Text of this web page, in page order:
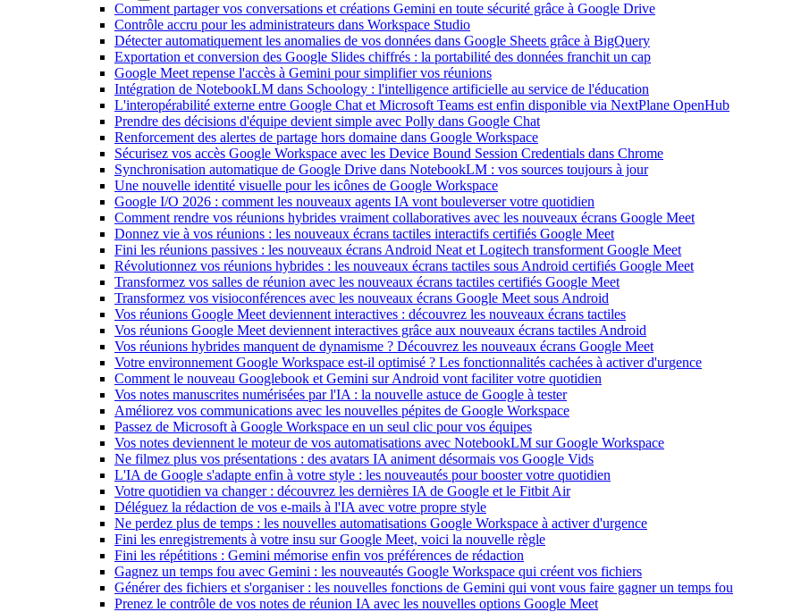
Comment partager vos conversations et créations Gemini en toute sécurité grâce à Google Drive
Contrôle accru pour les administrateurs dans Workspace Studio
Détecter automatiquement les anomalies de vos données dans Google Sheets grâce à BigQuery
Exportation et conversion des Google Slides chiffrés : la portabilité des données franchit un cap
Google Meet repense l'accès à Gemini pour simplifier vos réunions
Intégration de NotebookLM dans Schoology : l'intelligence artificielle au service de l'éducation
L'interopérabilité externe entre Google Chat et Microsoft Teams est enfin disponible via NextPlane OpenHub
Prendre des décisions d'équipe devient simple avec Polly dans Google Chat
Renforcement des alertes de partage hors domaine dans Google Workspace
Sécurisez vos accès Google Workspace avec les Device Bound Session Credentials dans Chrome
Synchronisation automatique de Google Drive dans NotebookLM : vos sources toujours à jour
Une nouvelle identité visuelle pour les icônes de Google Workspace
Google I/O 2026 : comment les nouveaux agents IA vont bouleverser votre quotidien
Comment rendre vos réunions hybrides vraiment collaboratives avec les nouveaux écrans Google Meet
Donnez vie à vos réunions : les nouveaux écrans tactiles interactifs certifiés Google Meet
Fini les réunions passives : les nouveaux écrans Android Neat et Logitech transforment Google Meet
Révolutionnez vos réunions hybrides : les nouveaux écrans tactiles sous Android certifiés Google Meet
Transformez vos salles de réunion avec les nouveaux écrans tactiles certifiés Google Meet
Transformez vos visioconférences avec les nouveaux écrans Google Meet sous Android
Vos réunions Google Meet deviennent interactives : découvrez les nouveaux écrans tactiles
Vos réunions Google Meet deviennent interactives grâce aux nouveaux écrans tactiles Android
Vos réunions hybrides manquent de dynamisme ? Découvrez les nouveaux écrans Google Meet
Votre environnement Google Workspace est-il optimisé ? Les fonctionnalités cachées à activer d'urgence
Comment le nouveau Googlebook et Gemini sur Android vont faciliter votre quotidien
Vos notes manuscrites numérisées par l'IA : la nouvelle astuce de Google à tester
Améliorez vos communications avec les nouvelles pépites de Google Workspace
Passez de Microsoft à Google Workspace en un seul clic pour vos équipes
Vos notes deviennent le moteur de vos automatisations avec NotebookLM sur Google Workspace
Ne filmez plus vos présentations : des avatars IA animent désormais vos Google Vids
L'IA de Google s'adapte enfin à votre style : les nouveautés pour booster votre quotidien
Votre quotidien va changer : découvrez les dernières IA de Google et le Fitbit Air
Déléguez la rédaction de vos e-mails à l'IA avec votre propre style
Ne perdez plus de temps : les nouvelles automatisations Google Workspace à activer d'urgence
Fini les enregistrements à votre insu sur Google Meet, voici la nouvelle règle
Fini les répétitions : Gemini mémorise enfin vos préférences de rédaction
Gagnez un temps fou avec Gemini : les nouveautés Google Workspace qui créent vos fichiers
Générer des fichiers et s'organiser : les nouvelles fonctions de Gemini qui vont vous faire gagner un temps fou
Prenez le contrôle de vos notes de réunion IA avec les nouvelles options Google Meet